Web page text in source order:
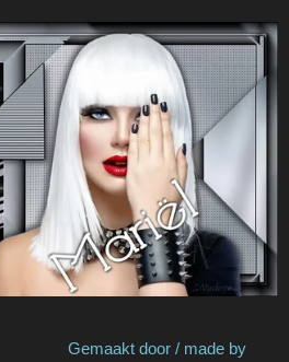
Diny v H
/ made by